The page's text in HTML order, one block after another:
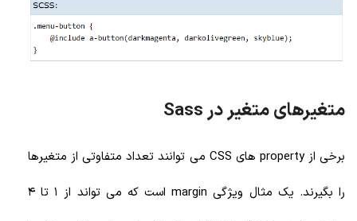
متغیرهای متغیر در Sass
برخی از property های CSS می توانند تعداد متفاوتی از متغیرها
را بگیرند. یک مثال ویژگی margin است که می تواند از 1 تا 4